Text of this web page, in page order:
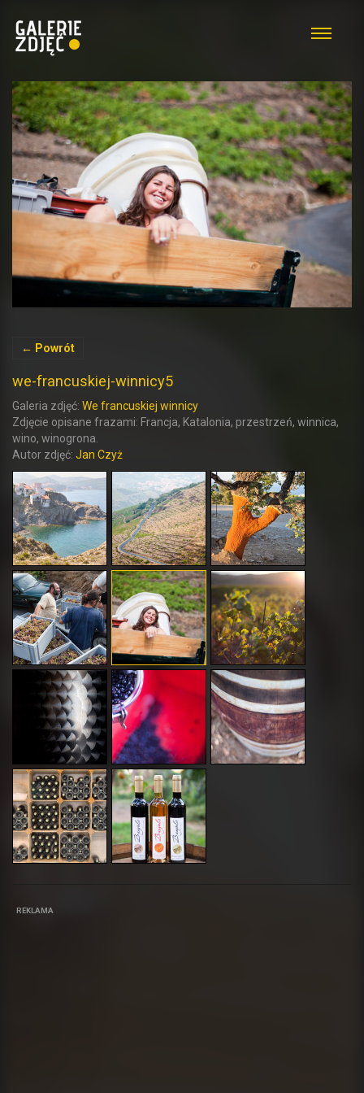
← Powrót
we-francuskiej-winnicy5
Galeria zdjęć: We francuskiej winnicy
Zdjęcie opisane frazami: Francja, Katalonia, przestrzeń, winnica,
wino, winogrona.
Autor zdjęć: Jan Czyż
REKLAMA